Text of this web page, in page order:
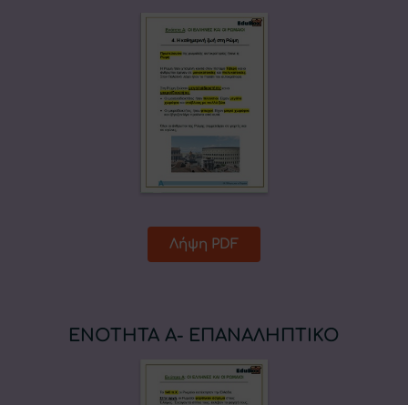
Λήψη PDF
ENOTHTA Α- ΕΠΑΝΑΛΗΠΤΙΚΟ